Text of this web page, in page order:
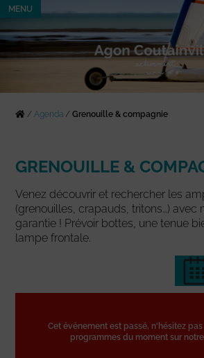
MENU
/Agenda /Grenouille & compagnie
GRENOUILLE &
Venez découvrir et rechercher les
(grenouilles, crapauds, tritons…) avec
garantie ! Prévoir bottes, une tenue
lampe frontale.
Cet événement est passé, n'hésitez
programmes du moment sur